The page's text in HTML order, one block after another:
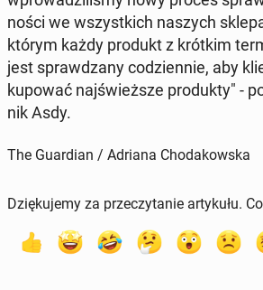
no­ści we wszyst­kich naszych
którym każdy produkt z krótkim
jest spraw­dza­ny co­dzien­nie, aby
kupować naj­śwież­sze pro­duk­ty" -
nik Asdy.
The Guardian / Adriana Chodakowska
Dziękujemy za przeczytanie artykułu.